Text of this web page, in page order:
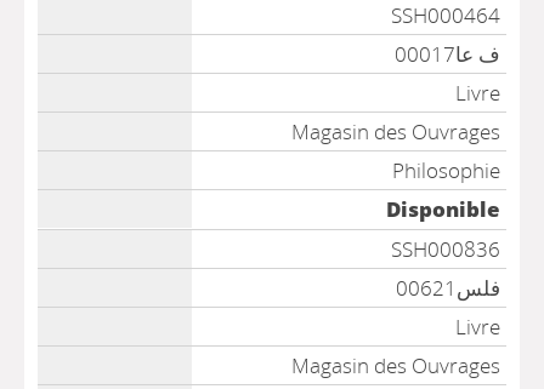
SSH000464
ف عا00017
Livre
Magasin des Ouvrages
Philosophie
Disponible
SSH000836
فلس00621
Livre
Magasin des Ouvrages